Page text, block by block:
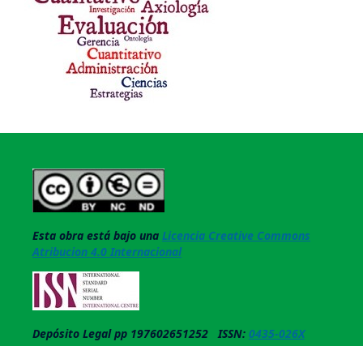
Esta obra está bajo una Licencia Creative Commons
Atribucion 4.0 Internacional
Depósito Legal pp 197602651252 ISSN: 0435-026X